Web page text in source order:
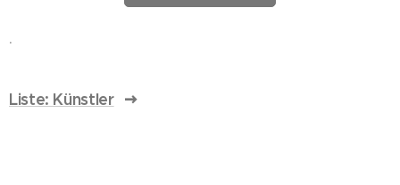
.
Liste: Künstler